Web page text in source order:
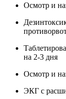
Осмотр и
на 2-3 дня
Осмотр и
ЭКГ с